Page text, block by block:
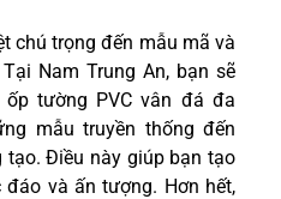
chú trọng đến mẫu mã và
Nam Trung An, bạn sẽ
tường PVC vân đá đa
mẫu truyền thống đến
Điều này giúp bạn tạo
và ấn tượng. Hơn hết,